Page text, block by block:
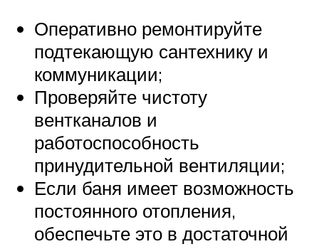
Оперативно ремонтируйте
подтекающую сантехнику и
коммуникации;
Проверяйте чистоту
вентканалов и
работоспособность
принудительной вентиляции;
Если баня имеет возможность
постоянного отопления,
обеспечьте это в достаточной